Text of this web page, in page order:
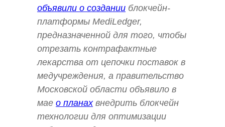
объявили о создании блокчейн-
платформы MediLedger,
предназначенной для того, чтобы
отрезать контрафактные
лекарства от цепочки поставок в
медучреждения, а правительство
Московской области объявило в
мае о планахвнедрить блокчейн
технологии для оптимизации